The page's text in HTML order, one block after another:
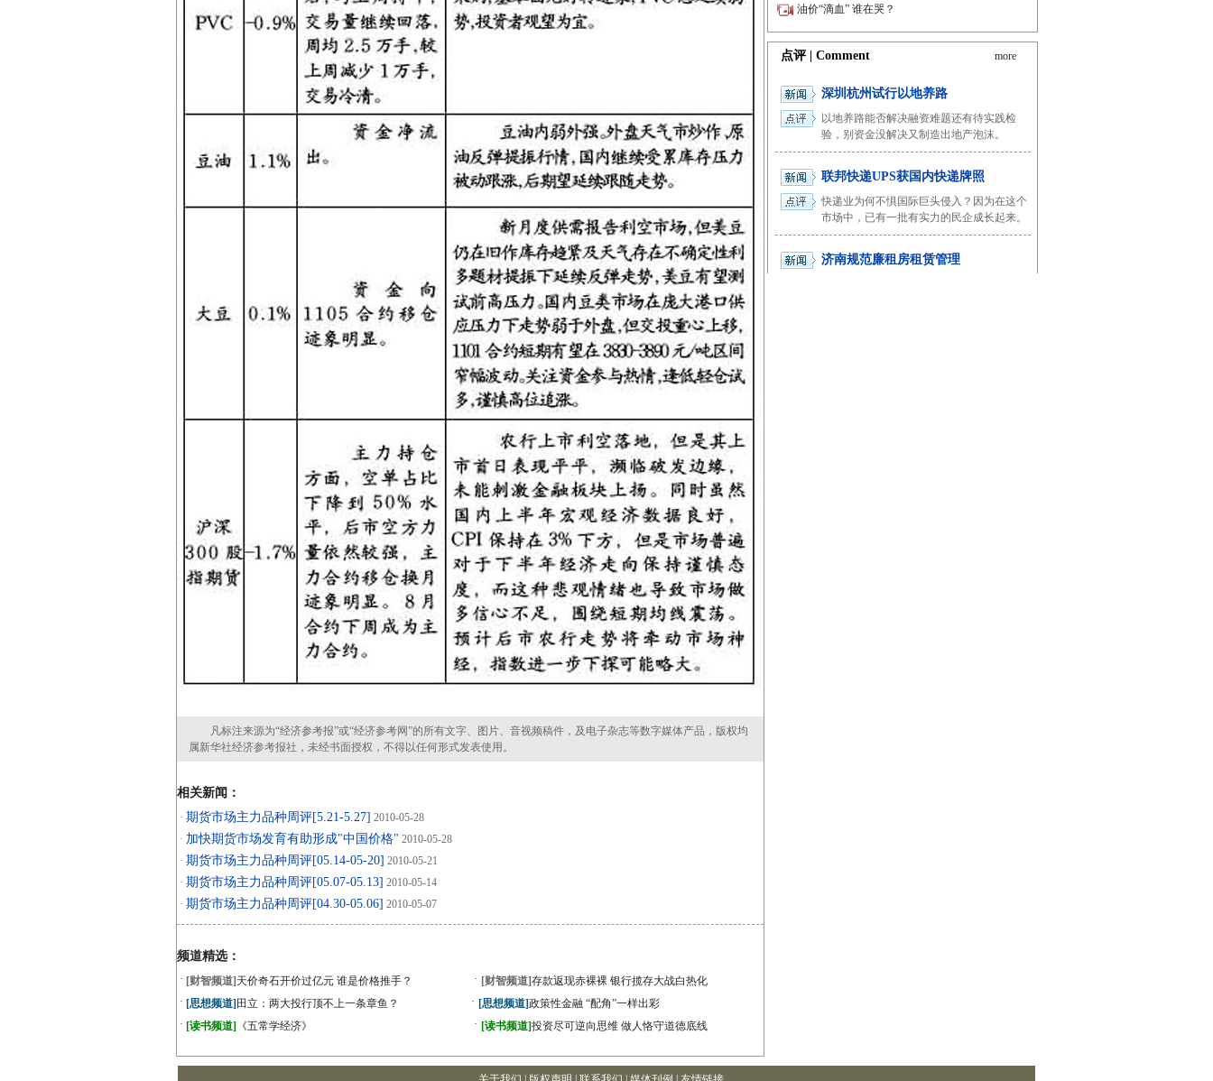
凡标注来源为“经济参考报”或“经济参考网”的所有文字、图片、音视频稿件，及电子杂志等数字媒体产品，版权均
属新华社经济参考报社，未经书面授权，不得以任何形式发表使用。
相关新闻：
· 期货市场主力品种周评[5.21-5.27] 2010-05-28
· 加快期货市场发育有助形成"中国价格" 2010-05-28
· 期货市场主力品种周评[05.14-05-20] 2010-05-21
· 期货市场主力品种周评[05.07-05.13] 2010-05-14
· 期货市场主力品种周评[04.30-05.06] 2010-05-07
频道精选：
· [财智频道] 天价奇石开价过亿元 谁是价格推手？ · [财智频道]存款返现赤裸裸 银行揽存大战白热化
· [思想频道] 田立：两大投行顶不上一条章鱼？ · [思想频道]政策性金融 “配角”一样出彩
· [读书频道] 《五常学经济》 · [读书频道]投资尽可逆向思维 做人恪守道德底线